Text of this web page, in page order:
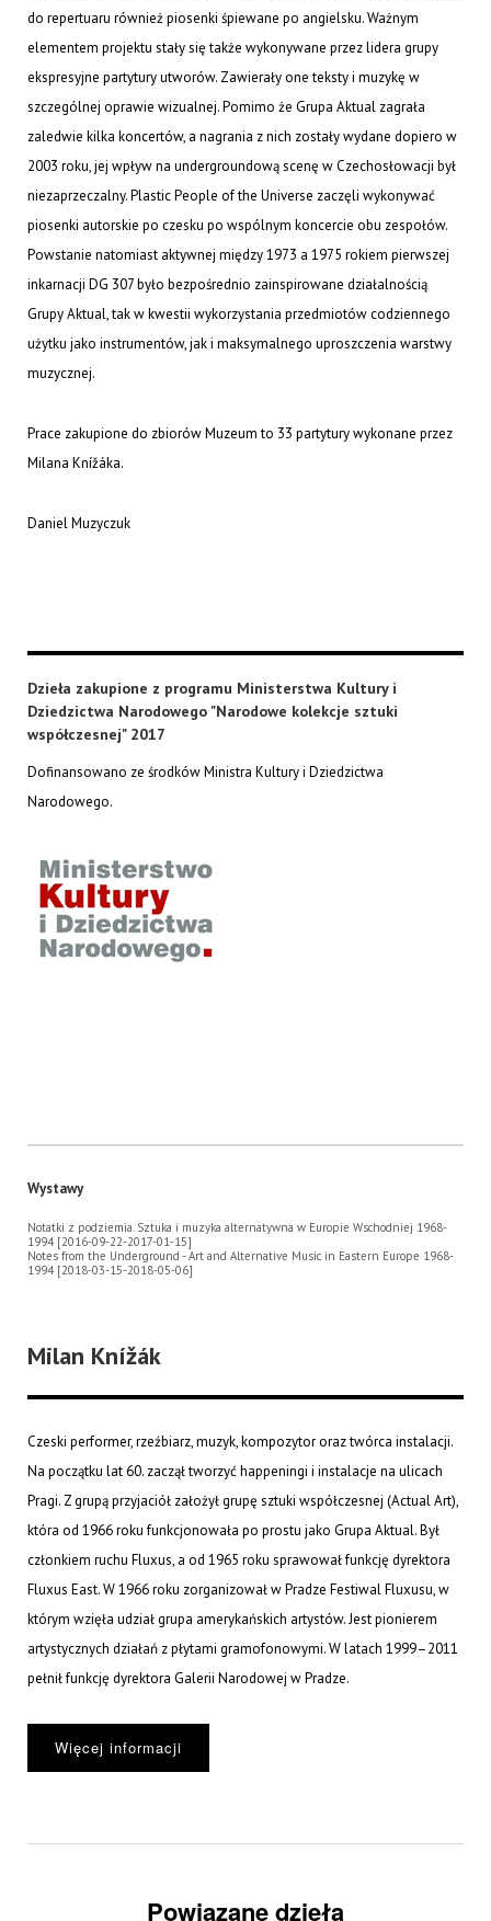
do repertuaru również piosenki śpiewane po angielsku. Ważnym
elementem projektu stały się także wykonywane przez lidera grupy
ekspresyjne partytury utworów. Zawierały one teksty i muzykę w
szczególnej oprawie wizualnej. Pomimo że Grupa Aktual zagrała
zaledwie kilka koncertów, a nagrania z nich zostały wydane dopiero w
2003 roku, jej wpływ na undergroundową scenę w Czechosłowacji był
niezaprzeczalny. Plastic People of the Universe zaczęli wykonywać
piosenki autorskie po czesku po wspólnym koncercie obu zespołów.
Powstanie natomiast aktywnej między 1973 a 1975 rokiem pierwszej
inkarnacji DG 307 było bezpośrednio zainspirowane działalnością
Grupy Aktual, tak w kwestii wykorzystania przedmiotów codziennego
użytku jako instrumentów, jak i maksymalnego uproszczenia warstwy
muzycznej.
Prace zakupione do zbiorów Muzeum to 33 partytury wykonane przez
Milana Knížáka.
Daniel Muzyczuk
Dzieła zakupione z programu Ministerstwa Kultury i
Dziedzictwa Narodowego "Narodowe kolekcje sztuki
współczesnej" 2017
Dofinansowano ze środków Ministra Kultury i Dziedzictwa
Narodowego.
Wystawy
Notatki z podziemia. Sztuka i muzyka alternatywna w Europie Wschodniej 1968-
1994 [2016-09-22-2017-01-15]
Notes from the Underground - Art and Alternative Music in Eastern Europe 1968-
1994 [2018-03-15-2018-05-06]
Milan Knížák
Czeski performer, rzeźbiarz, muzyk, kompozytor oraz twórca instalacji.
Na początku lat 60. zaczął tworzyć happeningi i instalacje na ulicach
Pragi. Z grupą przyjaciół założył grupę sztuki współczesnej (Actual Art),
która od 1966 roku funkcjonowała po prostu jako Grupa Aktual. Był
członkiem ruchu Fluxus, a od 1965 roku sprawował funkcję dyrektora
Fluxus East. W 1966 roku zorganizował w Pradze Festiwal Fluxusu, w
którym wzięła udział grupa amerykańskich artystów. Jest pionierem
artystycznych działań z płytami gramofonowymi. W latach 1999–2011
pełnił funkcję dyrektora Galerii Narodowej w Pradze.
Więcej informacji
Powiązane dzieła